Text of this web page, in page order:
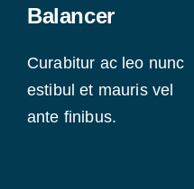
Balancer
Curabitur ac leo nunc
estibul et mauris vel
ante finibus.